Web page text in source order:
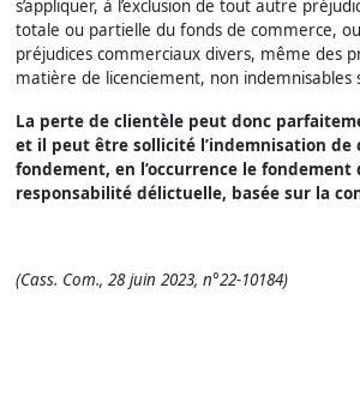
s’appliquer, à l’exclusion de tout autre
totale ou partielle du fonds de commerce,
préjudices commerciaux divers, même des
matière de licenciement, non indemnisables
La perte de clientèle peut donc
et il peut être sollicité l’indemnisation de
fondement, en l’occurrence le fondement
responsabilité délictuelle, basée sur la
(Cass. Com., 28 juin 2023, n°22-10184)